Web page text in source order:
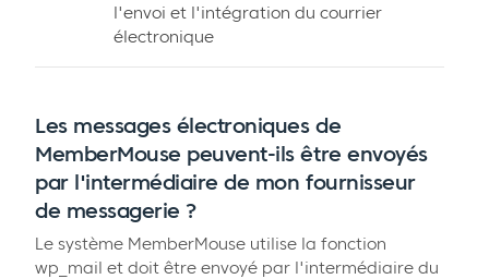
l'envoi et l'intégration du courrier
électronique
Les messages électroniques de
MemberMouse peuvent-ils être envoyés
par l'intermédiaire de mon fournisseur
de messagerie ?
Le système MemberMouse utilise la fonction
wp_mail et doit être envoyé par l'intermédiaire du